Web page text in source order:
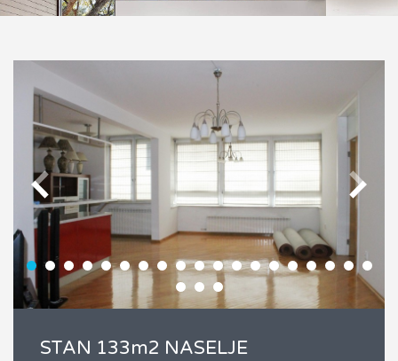
STAN 133m2 NASELJE